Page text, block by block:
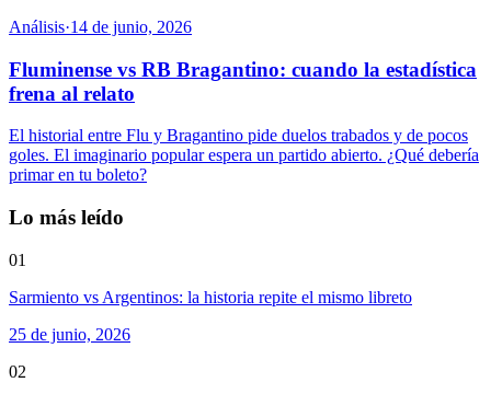
Análisis·14 de junio, 2026
Fluminense vs RB Bragantino: cuando la estadística
frena al relato
El historial entre Flu y Bragantino pide duelos trabados y de pocos
goles. El imaginario popular espera un partido abierto. ¿Qué debería
primar en tu boleto?
Lo más leído
01
Sarmiento vs Argentinos: la historia repite el mismo libreto
25 de junio, 2026
02